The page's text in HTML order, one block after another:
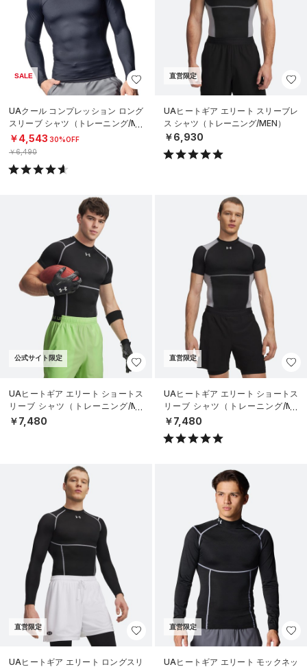
SALE
UAクール コンプレッション ロング
スリーブ シャツ（トレーニング/ME
N）
￥4,543 30%OFF
￥6,490
直営限定
UAヒートギア エリート スリーブレ
ス シャツ（トレーニング/MEN）
￥6,930
公式サイト限定
UAヒートギア エリート ショートス
リーブ シャツ（トレーニング/ME
N）
￥7,480
直営限定
UAヒートギア エリート ショートス
リーブ シャツ（トレーニング/ME
N）
￥7,480
直営限定
UAヒートギア エリート ロングスリ
直営限定
UAヒートギア エリート モックネッ